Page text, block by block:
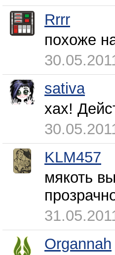
Rrrr
похоже
sativa
хах!
KLM457
мякоть
Organnah